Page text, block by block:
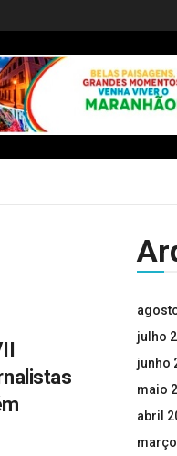
julho
junho
maio
abril